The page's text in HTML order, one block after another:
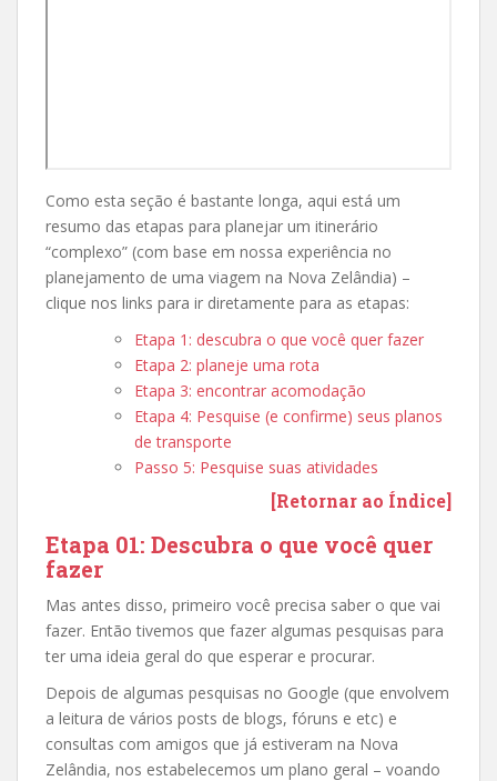
Como esta seção é bastante longa, aqui está um
resumo das etapas para planejar um itinerário
“complexo” (com base em nossa experiência no
planejamento de uma viagem na Nova Zelândia) –
clique nos links para ir diretamente para as etapas:
Etapa 1: descubra o que você quer fazer
Etapa 2: planeje uma rota
Etapa 3: encontrar acomodação
Etapa 4: Pesquise (e confirme) seus planos
de transporte
Passo 5: Pesquise suas atividades
[Retornar ao Índice]
Etapa 01: Descubra o que você quer
fazer
Mas antes disso, primeiro você precisa saber o que vai
fazer. Então tivemos que fazer algumas pesquisas para
ter uma ideia geral do que esperar e procurar.
Depois de algumas pesquisas no Google (que envolvem
a leitura de vários posts de blogs, fóruns e etc) e
consultas com amigos que já estiveram na Nova
Zelândia, nos estabelecemos um plano geral – voando